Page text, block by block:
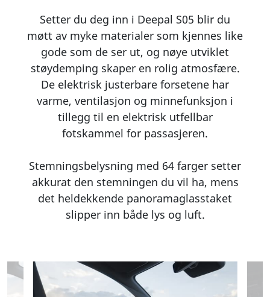
Setter du deg inn i Deepal S05 blir du
møtt av myke materialer som kjennes like
gode som de ser ut, og nøye utviklet
støydemping skaper en rolig atmosfære.
De elektrisk justerbare forsetene har
varme, ventilasjon og minnefunksjon i
tillegg til en elektrisk utfellbar
fotskammel for passasjeren.
Stemningsbelysning med 64 farger setter
akkurat den stemningen du vil ha, mens
det heldekkende panoramaglasstaket
slipper inn både lys og luft.